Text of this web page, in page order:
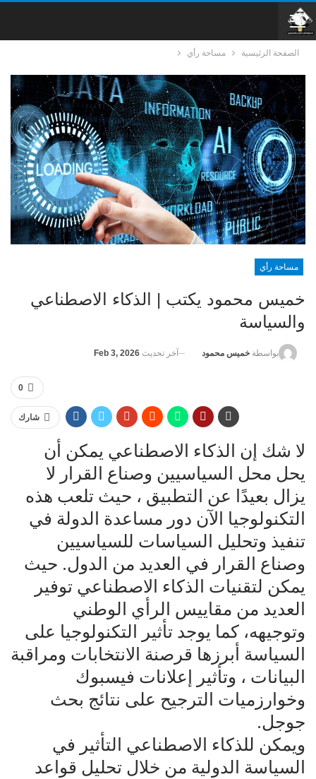
الصفحة الرئيسية مساحة رأي
مساحة رأي
خميس محمود يكتب | الذكاء الاصطناعي
والسياسة
بواسطة خميس محمود آخر تحديث Feb 3, 2026
0
شارك
لا شك إن الذكاء الاصطناعي يمكن أن
يحل محل السياسيين وصناع القرار لا
يزال بعيدًا عن التطبيق ، حيث تلعب هذه
التكنولوجيا الآن دور مساعدة الدولة في
تنفيذ وتحليل السياسات للسياسيين
وصناع القرار في العديد من الدول. حيث
يمكن لتقنيات الذكاء الاصطناعي توفير
العديد من مقاييس الرأي الوطني
وتوجيهه، كما يوجد تأثير التكنولوجيا على
السياسة أبرزها قرصنة الانتخابات ومراقبة
البيانات ، وتأثير إعلانات فيسبوك
وخوارزميات الترجيح على نتائج بحث
جوجل.
ويمكن للذكاء الاصطناعي التأثير في
السياسة الدولية من خلال تحليل قواعد